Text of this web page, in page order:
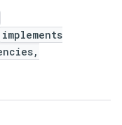
implements